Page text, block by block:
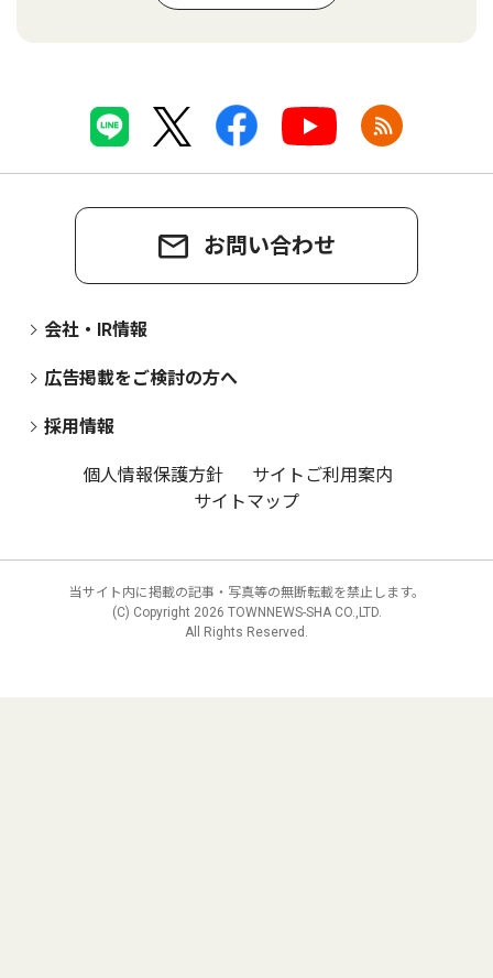
お問い合わせ
会社・IR情報
広告掲載をご検討の方へ
採用情報
個人情報保護方針
サイトご利用案内
サイトマップ
当サイト内に掲載の記事・写真等の無断転載を禁止します。
(C) Copyright 2026 TOWNNEWS-SHA CO.,LTD.
All Rights Reserved.